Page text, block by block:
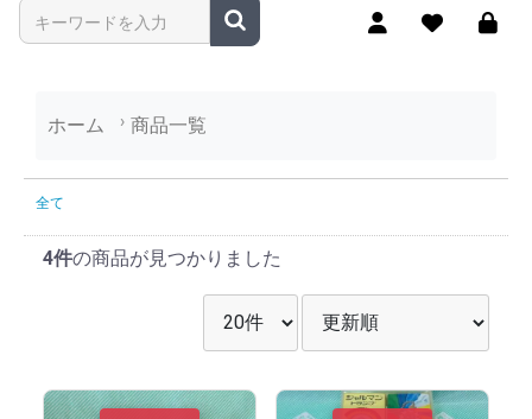
商品名やキーワードを入力
ホーム 商品一覧
商品一覧
全て
4件の商品が見つかりました
並び順を選択